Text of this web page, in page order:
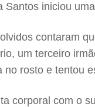
iniciou
contaram
um terceiro
rosto e tentou
corporal com o